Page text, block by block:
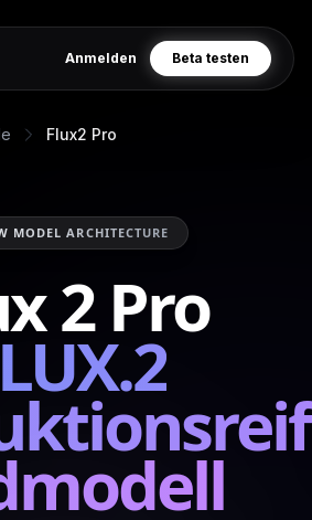
Anmelden Beta testen
Flux2 Pro
MODEL ARCHITECTURE
2 Pro